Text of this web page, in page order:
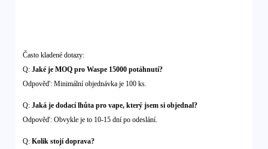
Často kladené dotazy:
Q:Jaké je MOQ pro Waspe 15000 potáhnutí?
Odpověď: Minimální objednávka je 100 ks.
Q:Jaká je dodací lhůta pro vape, který jsem si objednal?
Odpověď: Obvykle je to 10-15 dní po odeslání.
Q:Kolik stojí doprava?